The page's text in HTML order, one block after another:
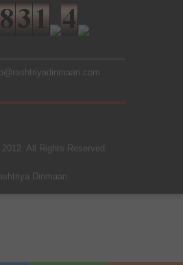
2012. All Rights Reserved.
Dinmaan